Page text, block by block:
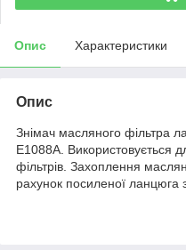
Опис Характеристики
Опис
Знімач масляного фільтра
E1088A. Використовується
фільтрів. Захоплення
рахунок посиленої ланцюга